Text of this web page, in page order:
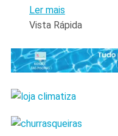
Ler mais
Vista Rápida